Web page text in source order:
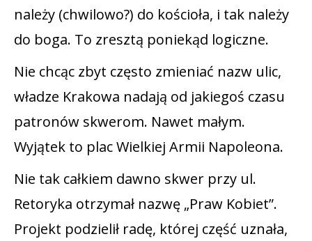
należy (chwilowo?) do kościoła, i tak należy
do boga. To zresztą poniekąd logiczne.
Nie chcąc zbyt często zmieniać nazw ulic,
władze Krakowa nadają od jakiegoś czasu
patronów skwerom. Nawet małym.
Wyjątek to plac Wielkiej Armii Napoleona.
Nie tak całkiem dawno skwer przy ul.
Retoryka otrzymał nazwę „Praw Kobiet”.
Projekt podzielił radę, której część uznała,